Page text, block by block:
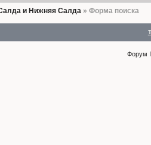
и Нижняя Салда» Форма поиска
Форум